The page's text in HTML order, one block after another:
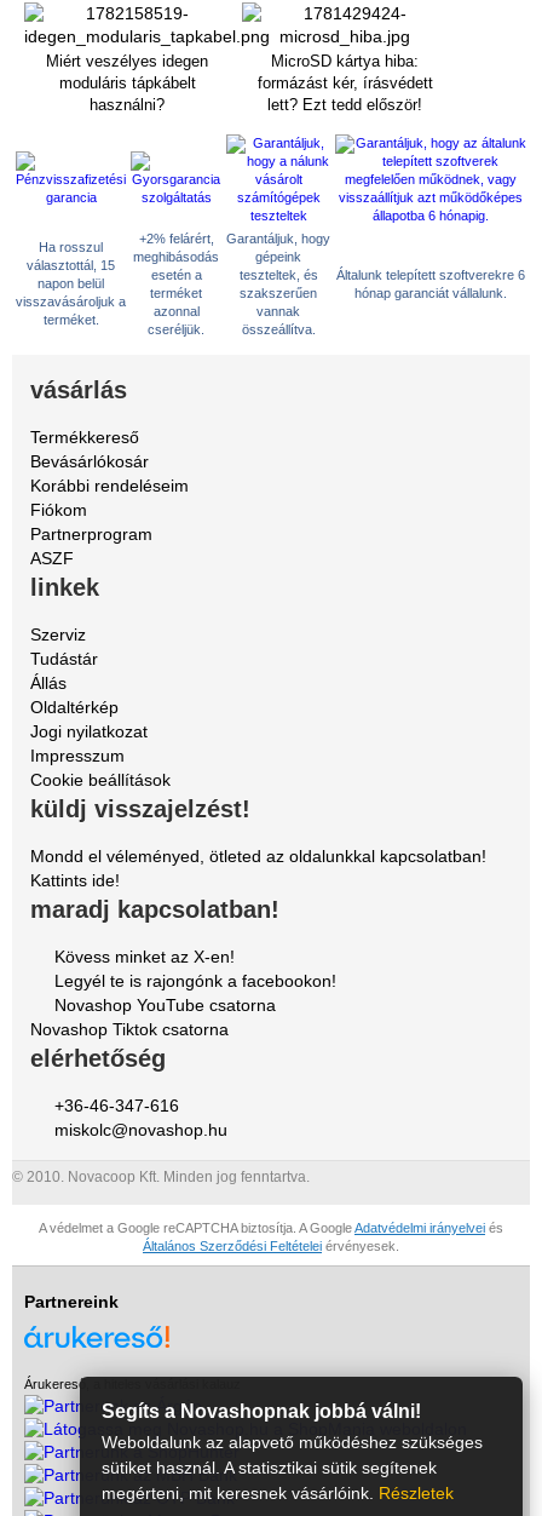
Miért veszélyes idegen
moduláris tápkábelt
használni?
MicroSD kártya hiba:
formázást kér, írásvédett
lett? Ezt tedd először!
Ha rosszul
választottál, 15
napon belül
visszavásároljuk a
terméket.
+2% felárért,
meghibásodás
esetén a
terméket
azonnal
cseréljük.
Garantáljuk, hogy
gépeink
teszteltek, és
szakszerűen
vannak
összeállítva.
Általunk telepített szoftverekre 6
hónap garanciát vállalunk.
vásárlás
Termékkereső
Bevásárlókosár
Korábbi rendeléseim
Fiókom
Partnerprogram
ASZF
linkek
Szerviz
Tudástár
Állás
Oldaltérkép
Jogi nyilatkozat
Impresszum
Cookie beállítások
küldj visszajelzést!
Mondd el véleményed, ötleted az oldalunkkal kapcsolatban!
Kattints ide!
maradj kapcsolatban!
Kövess minket az X-en!
Legyél te is rajongónk a facebookon!
Novashop YouTube csatorna
Novashop Tiktok csatorna
elérhetőség
+36-46-347-616
miskolc@novashop.hu
© 2010. Novacoop Kft. Minden jog fenntartva.
A védelmet a Google reCAPTCHA biztosítja. A GoogleAdatvédelmi irányelvei és
Általános Szerződési Feltételei érvényesek.
Partnereink
Árukereső, a hiteles vásárlási kalauz
Segíts a Novashopnak jobbá válni!
Weboldalunk az alapvető működéshez szükséges
sütiket használ. A statisztikai sütik segítenek
megérteni, mit keresnek vásárlóink. Részletek